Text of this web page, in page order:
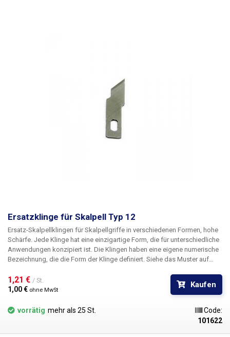
Ersatzklinge für Skalpell Typ 12
Ersatz-Skalpellklingen für Skalpellgriffe in verschiedenen Formen, hohe
Schärfe. Jede Klinge hat eine einzigartige Form, die für unterschiedliche
Anwendungen konzipiert ist. Die Klingen haben eine eigene numerische
Bezeichnung, die die Form der Klinge definiert. Siehe das Muster auf
Klingen sind nicht steril.
1,21 € / St.
1,00 € ohne MwSt
Kaufen
vorrätig mehr als 25 St.
Code:
101622